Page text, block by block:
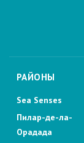
РАЙОНЫ
Sea Senses
Пилар-де-ла-
Орадада